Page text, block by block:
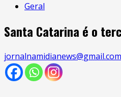
Geral
Santa Catarina é o
jornalnamidianews@gmail.com